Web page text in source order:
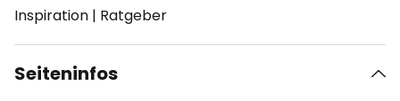
Inspiration | Ratgeber
Seiteninfos